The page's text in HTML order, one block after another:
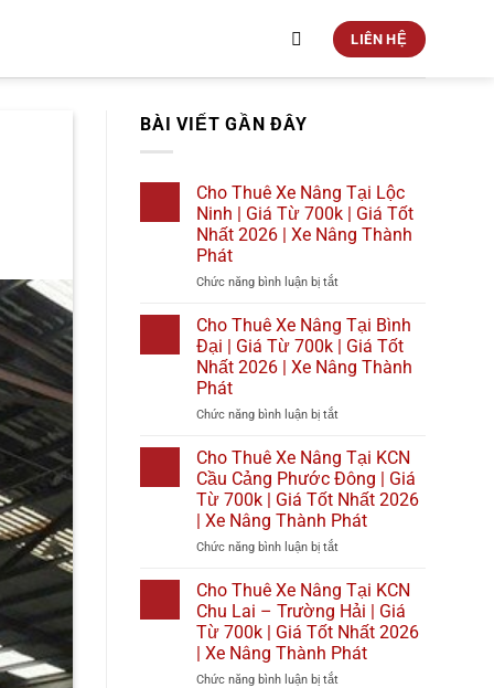
LIÊN HỆ
BÀI VIẾT GẦN ĐÂY
Cho Thuê Xe Nâng Tại Lộc
Ninh | Giá Từ 700k | Giá Tốt
Nhất 2026 | Xe Nâng Thành
Phát
Chức năng bình luận bị tắtở
Thuê
Xe
Nâng
Tại
Ninh
Giá
Từ
700k
|
Giá
Tốt
2026
|
Xe
Nâng
Thành
Phát
Cho Thuê Xe Nâng Tại Bình
Đại | Giá Từ 700k | Giá Tốt
Nhất 2026 | Xe Nâng Thành
Phát
Chức năng bình luận bị tắtở
Thuê
Xe
Nâng
Tại
Bình
Đại
Giá
Từ
700k
|
Giá
Tốt
Cho Thuê Xe Nâng Tại KCN
Cầu Cảng Phước Đông | Giá
Từ 700k | Giá Tốt Nhất 2026
| Xe Nâng Thành Phát
Chức năng bình luận bị tắtở
Thuê
Xe
Nâng
Tại
KCN
Cầu
Cho Thuê Xe Nâng Tại KCN
Chu Lai – Trường Hải | Giá
Từ 700k | Giá Tốt Nhất 2026
| Xe Nâng Thành Phát
Chức năng bình luận bị tắtở